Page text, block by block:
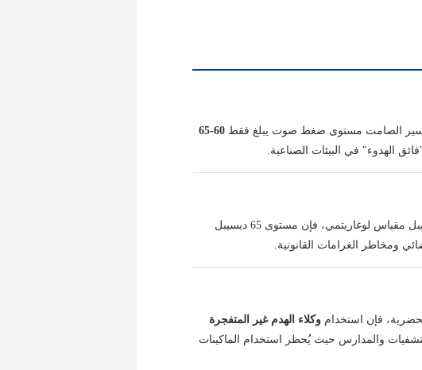
60-65
. وبما أن الديسيبل مقياس لوغاريتمي، فإن مستوى 65 ديسيبل
فإن استخدام وكلاء الهدم غير المتفجرة
والمدارس حيث يُحظر استخدام الماكينات